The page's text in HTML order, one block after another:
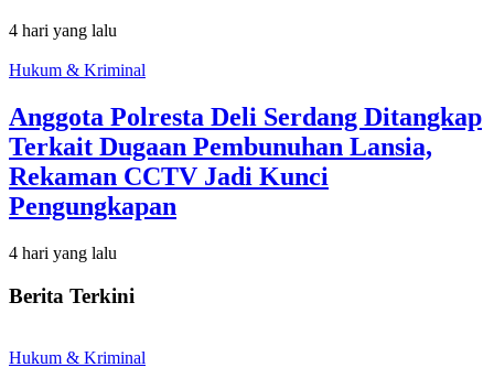
4 hari yang lalu
Hukum & Kriminal
Anggota Polresta Deli Serdang Ditangkap
Terkait Dugaan Pembunuhan Lansia,
Rekaman CCTV Jadi Kunci
Pengungkapan
4 hari yang lalu
Berita Terkini
Hukum & Kriminal